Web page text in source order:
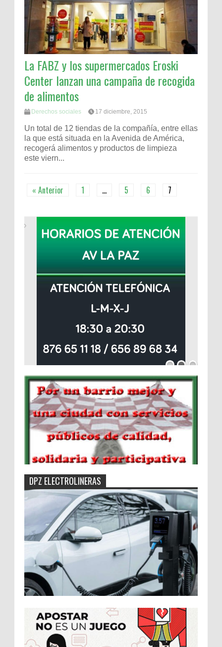
La FABZ y los supermercados Eroski
Center lanzan una campaña de recogida
de alimentos
Derechos sociales 17 diciembre, 2015
Un total de 12 tiendas de la compañía, entre ellas
la que está situada en la Avenida de América,
recogerá alimentos y productos de limpieza
este viern...
« Anterior 1 … 5 6 7
DPZ ELECTROLINERAS